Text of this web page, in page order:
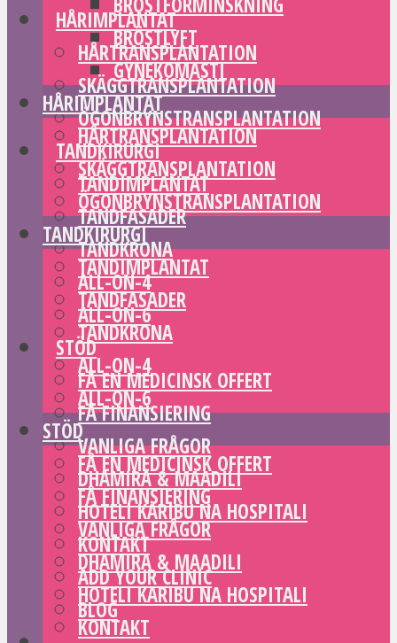
HÅRIMPLANTAT
HÅRTRANSPLANTATION
SKÄGGTRANSPLANTATION
ÖGONBRYNSTRANSPLANTATION
TANDKIRURGI
TANDIMPLANTAT
TANDFASADER
TANDKRONA
ALL-ON-4
ALL-ON-6
STÖD
FÅ EN MEDICINSK OFFERT
FÅ FINANSIERING
VANLIGA FRÅGOR
DHAMIRA & MAADILI
HOTELI KARIBU NA HOSPITALI
KONTAKT
ADD YOUR CLINIC
BLOG
BRÖSTLYFT
GYNEKOMASTI
HÅRIMPLANTAT
HÅRTRANSPLANTATION
SKÄGGTRANSPLANTATION
ÖGONBRYNSTRANSPLANTATION
TANDKIRURGI
TANDIMPLANTAT
TANDFASADER
TANDKRONA
ALL-ON-4
ALL-ON-6
STÖD
FÅ EN MEDICINSK OFFERT
FÅ FINANSIERING
VANLIGA FRÅGOR
DHAMIRA & MAADILI
HOTELI KARIBU NA HOSPITALI
KONTAKT